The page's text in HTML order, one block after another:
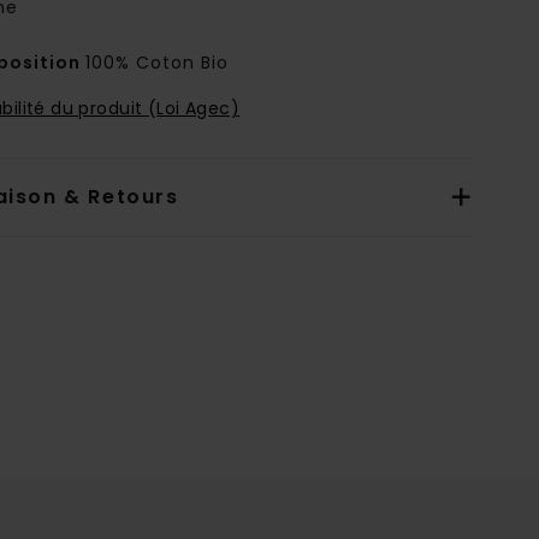
100% Coton Bio
du produit (Loi Agec)
& Retours